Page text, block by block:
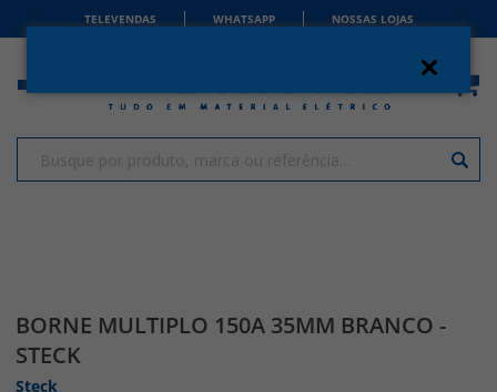
TELEVENDAS WHATSAPP NOSSAS LOJAS
BORNE MULTIPLO 150A 35MM BRANCO -
STECK
Steck